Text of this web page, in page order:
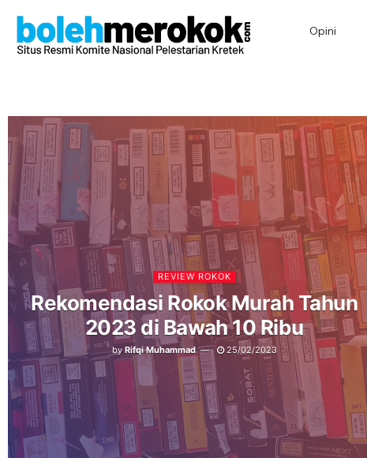
Opini
REVIEW ROKOK
Rekomendasi Rokok Murah Tahun
2023 di Bawah 10 Ribu
by Rifqi Muhammad 25/02/2023